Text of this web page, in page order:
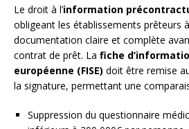
Le droit à l’information
obligeant les établissements prêteurs
documentation claire et complète
contrat de prêt. La fiche
européenne (FISE) doit être remise
la signature, permettant une
Suppression du questionnaire